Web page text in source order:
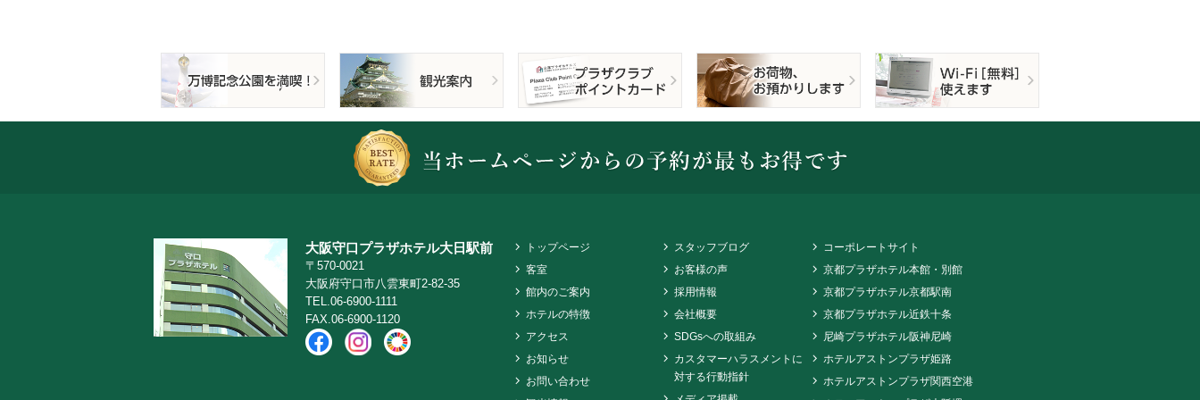
大阪守口プラザホテル大日駅前
〒570-0021
大阪府守口市八雲東町2-82-35
TEL.06-6900-1111
FAX.06-6900-1120
トップページ
客室
館内のご案内
ホテルの特徴
アクセス
お知らせ
お問い合わせ
スタッフブログ
お客様の声
採用情報
会社概要
SDGsへの取組み
カスタマーハラスメントに
対する行動指針
コーポレートサイト
京都プラザホテル本館・別館
京都プラザホテル京都駅南
京都プラザホテル近鉄十条
尼崎プラザホテル阪神尼崎
ホテルアストンプラザ姫路
ホテルアストンプラザ関西空港